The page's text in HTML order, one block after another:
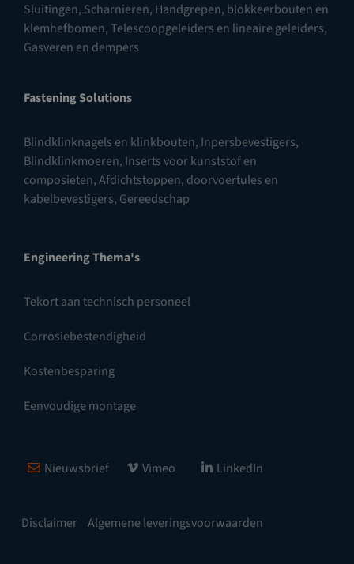
Sluitingen, Scharnieren, Handgrepen, blokkeerbouten en
klemhefbomen,Telescoopgeleiders en lineaire geleiders,
Gasveren en dempers
Fastening Solutions
Blindklinknagels en klinkbouten, Inpersbevestigers,
Blindklinkmoeren, Inserts voor kunststof en
composieten,Afdichtstoppen, doorvoertules en
kabelbevestigers, Gereedschap
Engineering Thema's
Tekort aan technisch personeel
Corrosiebestendigheid
Kostenbesparing
Eenvoudige montage
Disclaimer Algemene leveringsvoorwaarden
Nieuwsbrief Vimeo LinkedIn